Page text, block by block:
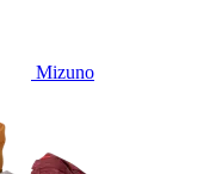
Mizuno